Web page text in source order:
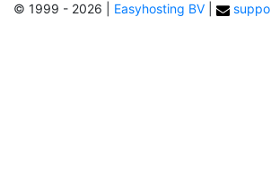
© 1999 - 2026 Easyhosting BV